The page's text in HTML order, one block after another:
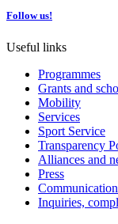
Follow us!
Useful links
Programmes
Grants and
Mobility
Services
Sport Service
Transparency
Alliances and
Press
Inquiries,